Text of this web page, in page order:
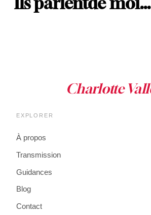
EXPLORER
À propos
Transmission
Guidances
Blog
Contact